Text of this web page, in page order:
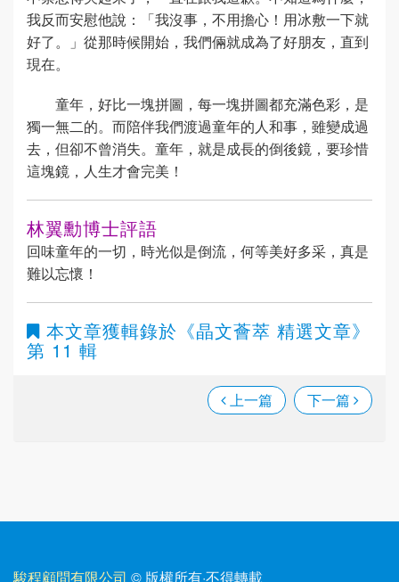
我反而安慰他說：「我沒事，不用擔心！用冰敷一下就
好了。」從那時候開始，我們倆就成為了好朋友，直到
現在。
童年，好比一塊拼圖，每一塊拼圖都充滿色彩，是
獨一無二的。而陪伴我們渡過童年的人和事，雖變成過
去，但卻不曾消失。童年，就是成長的倒後鏡，要珍惜
這塊鏡，人生才會完美！
林翼勳博士評語
回味童年的一切，時光似是倒流，何等美好多采，真是
難以忘懷！
本文章獲輯錄於 《晶文薈萃 精選文章》
第 11 輯
上一篇 下一篇
駿程顧問有限公司 © 版權所有·不得轉載